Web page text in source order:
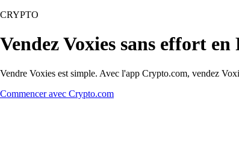
CRYPTO
Vendez Voxies sans effort en
Vendre Voxies est simple. Avec l'app Crypto.com, vendez
Commencer avec Crypto.com